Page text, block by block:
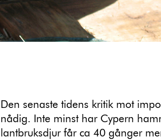
Den senaste tidens kritik mot
nådig. Inte minst har Cypern
lantbruksdjur får ca 40 gånger